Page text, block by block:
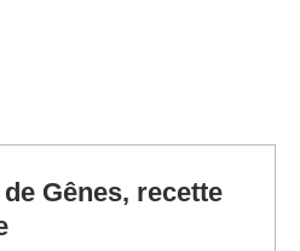
Gênes, recette